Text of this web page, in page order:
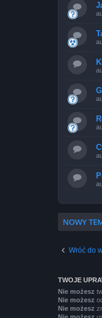
NOWY
Wróć do
TWOJE
Nie możesz
Nie możesz
Nie możesz
Nie możesz